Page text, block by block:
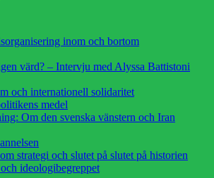
inom och bortom
värd? – Intervju med Alyssa Battistoni
och internationell solidaritet
medel
Om den svenska vänstern och Iran
strategi och slutet på slutet på historien
ideologibegreppet